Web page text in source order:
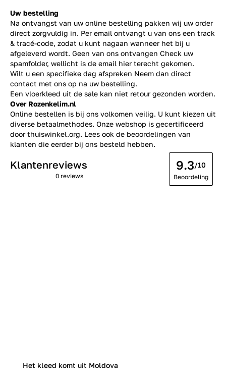
Uw bestelling
Na ontvangst van uw online bestelling pakken wij uw order
direct zorgvuldig in. Per email ontvangt u van ons een track
& tracé-code, zodat u kunt nagaan wanneer het bij u
afgeleverd wordt. Geen van ons ontvangen Check uw
spamfolder, wellicht is de email hier terecht gekomen.
Wilt u een specifieke dag afspreken Neem dan direct
contact met ons op na uw bestelling.
Een vloerkleed uit de sale kan niet retour gezonden worden.
Over Rozenkelim.nl
Online bestellen is bij ons volkomen veilig. U kunt kiezen uit
diverse betaalmethodes. Onze webshop is gecertificeerd
door thuiswinkel.org. Lees ook de beoordelingen van
klanten die eerder bij ons besteld hebben.
Het kleed komt uit Moldova
Klantenreviews
0 reviews
9.3/10
Beoordeling